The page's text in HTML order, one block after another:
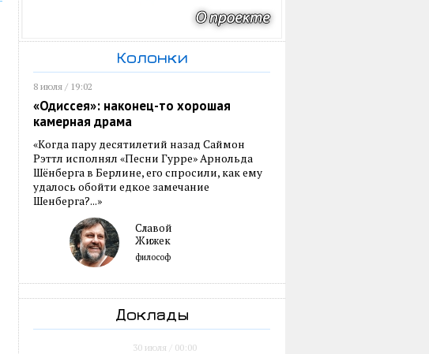
Колонки
8 июля / 19:02
«Одиссея»: наконец-то хорошая
камерная драма
«Когда пару десятилетий назад Саймон
Рэттл исполнял «Песни Гурре» Арнольда
Шёнберга в Берлине, его спросили, как ему
удалось обойти едкое замечание
Шенберга?...»
Славой
Жижек
философ
Доклады
30 июля / 00:00